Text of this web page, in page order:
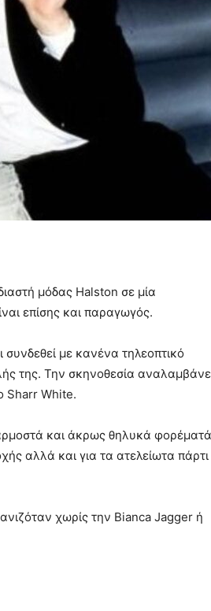
μόδας Halston σε μία
επίσης και παραγωγός.
με κανένα τηλεοπτικό
της. Την σκηνοθεσία
Sharr White.
και άκρως θηλυκά φορέματά
αλλά και για τα ατελείωτα πάρτι
χωρίς την Bianca Jagger ή